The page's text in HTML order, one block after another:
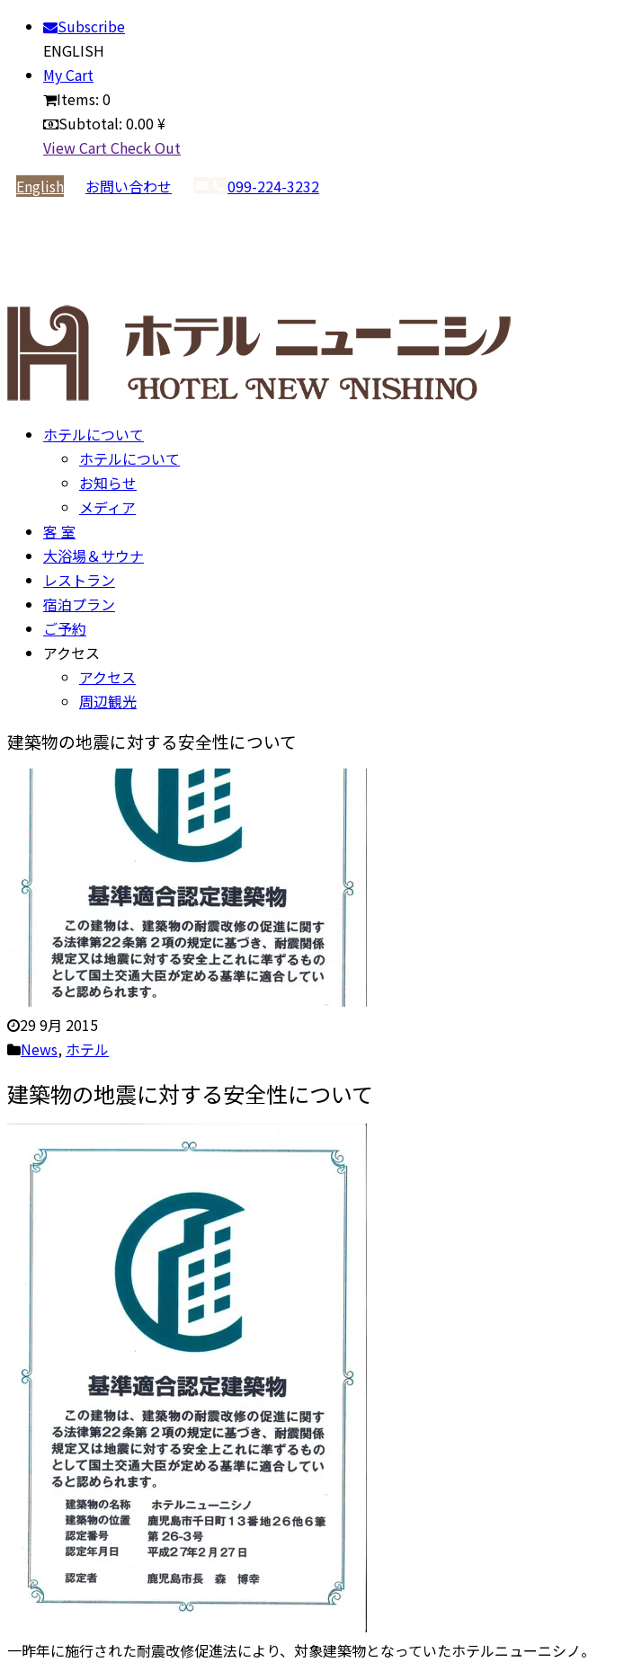
Subscribe
ENGLISH
My Cart
Items: 0
Subtotal: 0.00 ¥
View CartCheck Out
English
お問い合わせ 099-224-3232
ホテルについて
ホテルについて
お知らせ
メディア
客 室
大浴場＆サウナ
レストラン
宿泊プラン
ご予約
アクセス
アクセス
周辺観光
建築物の地震に対する安全性について
29 9月 2015
News, ホテル
建築物の地震に対する安全性について
一昨年に施行された耐震改修促進法により、対象建築物となっていたホテルニューニシノ。